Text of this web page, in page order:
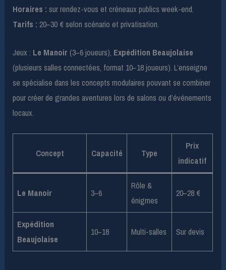
Horaires : sur rendez-vous et créneaux publics week-end.
Tarifs : 20–30 € selon scénario et privatisation.
Jeux : Le Manoir(3–6 joueurs), Expédition Beaujolaise
(plusieurs salles connectées, format 10–18 joueurs). L’enseigne
se spécialise dans les concepts modulaires pouvant se combiner
pour créer de grandes aventures lors de salons ou d’événements
locaux.
Concept Capacité Type
Prix
indicatif
Le Manoir 3–6
Rôle &
énigmes
20–28 €
Expédition
Beaujolaise
10–18 Multi-salles Sur devis